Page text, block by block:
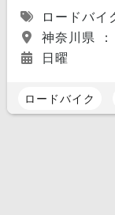
ロードバイ
神奈川県
日曜
ロードバイク